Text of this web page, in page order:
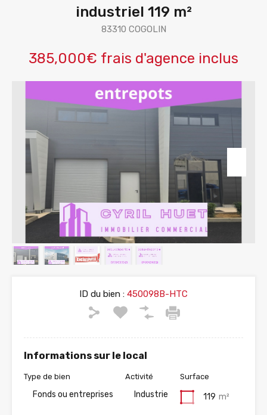
industriel 119 m²
83310 COGOLIN
385,000€ frais d'agence inclus
ID du bien : 450098B-HTC
Informations sur le local
Type de bien
Fonds ou entreprises
Activité
Industrie
Surface
119 m²